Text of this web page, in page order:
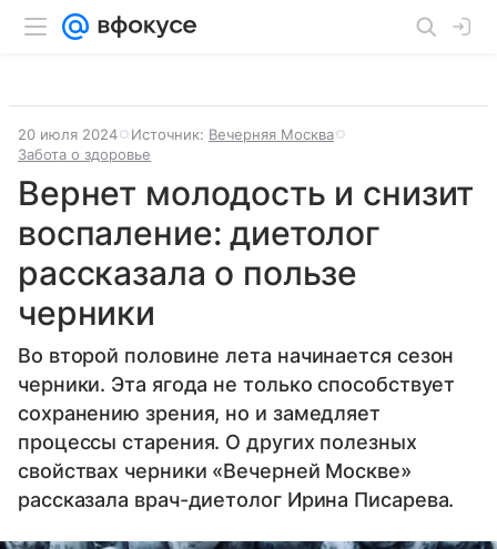
20 июля 2024 Источник: Вечерняя Москва
Забота о здоровье
Вернет молодость и снизит
воспаление: диетолог
рассказала о пользе
черники
Во второй половине лета начинается сезон
черники. Эта ягода не только способствует
сохранению зрения, но и замедляет
процессы старения. О других полезных
свойствах черники «Вечерней Москве»
рассказала врач-диетолог Ирина Писарева.